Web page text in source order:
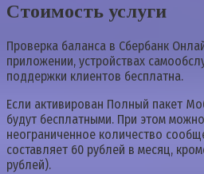
Стоимость услуги
Проверка баланса в Сбербанк
приложении, устройствах
поддержки клиентов бесплатна.
Если активирован Полный пакет
будут бесплатными. При этом
неограниченное количество
составляет 60 рублей в месяц,
рублей).